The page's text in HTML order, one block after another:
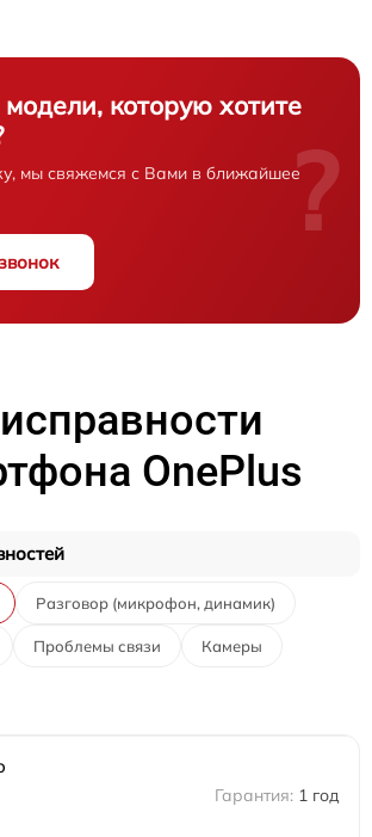
которую хотите
мы свяжемся с Вами в ближайшее?
OnePlus
Разговор (микрофон, динамик)
Проблемы связи Камеры
1 год